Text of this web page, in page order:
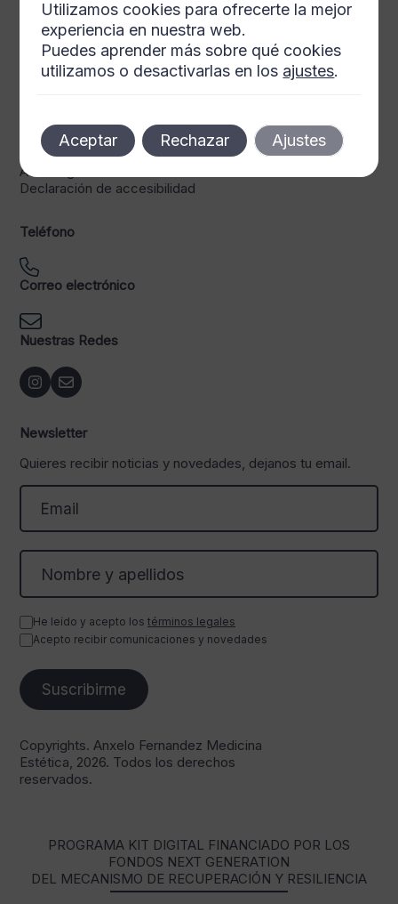
Política de privacidad
Política de cookies
Aviso legal
Declaración de accesibilidad
Teléfono
Correo electrónico
Nuestras Redes
Newsletter
Quieres recibir noticias y novedades, dejanos tu email.
He leído y acepto los términos legales
Acepto recibir comunicaciones y novedades
Copyrights. Anxelo Fernandez Medicina
Estética, 2026. Todos los derechos
reservados.
PROGRAMA KIT DIGITAL FINANCIADO POR LOS
FONDOS NEXT GENERATION
DEL MECANISMO DE RECUPERACIÓN Y RESILIENCIA
Utilizamos cookies para ofrecerte la mejor
experiencia en nuestra web.
Puedes aprender más sobre qué cookies
utilizamos o desactivarlas en los ajustes.
Aceptar Rechazar Ajustes